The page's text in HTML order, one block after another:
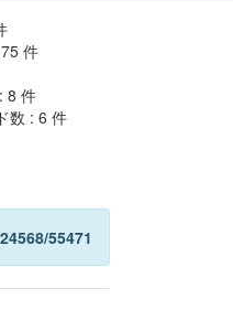
件
:8 件
数 :6 件
55471